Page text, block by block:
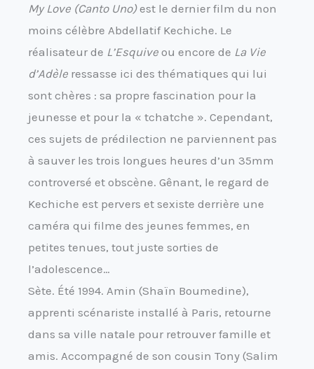
My Love (Canto Uno)est le dernier film du non
moins célèbre Abdellatif Kechiche. Le
réalisateur de L’Esquive ou encore de La Vie
d’Adèle ressasse ici des thématiques qui lui
sont chères : sa propre fascination pour la
jeunesse et pour la « tchatche ». Cependant,
ces sujets de prédilection ne parviennent pas
à sauver les trois longues heures d’un 35mm
controversé et obscène. Gênant, le regard de
Kechiche est pervers et sexiste derrière une
caméra qui filme des jeunes femmes, en
petites tenues, tout juste sorties de
l’adolescence…
Sète. Été 1994. Amin (Shaïn Boumedine),
apprenti scénariste installé à Paris, retourne
dans sa ville natale pour retrouver famille et
amis. Accompagné de son cousin Tony (Salim